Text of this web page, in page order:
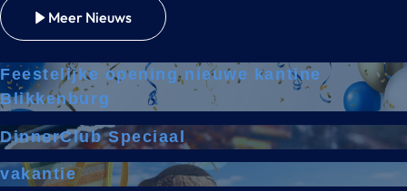
Meer Nieuws
Feestelijke opening nieuwe kantine
Blikkenburg
DinnerClub Speciaal
vakantie